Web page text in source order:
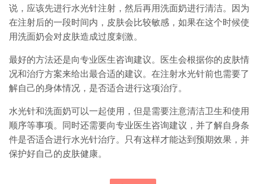
说，应该先进行水光针注射，然后再用洗面奶进行清洁。因为
在注射后的一段时间内，皮肤会比较敏感，如果在这个时候使
用洗面奶会对皮肤造成过度刺激。
最好的方法还是向专业医生咨询建议。医生会根据你的皮肤情
况和治疗方案来给出最合适的建议。在注射水光针前也需要了
解自己的身体情况，是否适合进行这项治疗。
水光针和洗面奶可以一起使用，但是需要注意清洁卫生和使用
顺序等事项。同时还需要向专业医生咨询建议，并了解自身条
件是否适合进行水光针治疗。只有这样才能达到预期效果，并
保护好自己的皮肤健康。